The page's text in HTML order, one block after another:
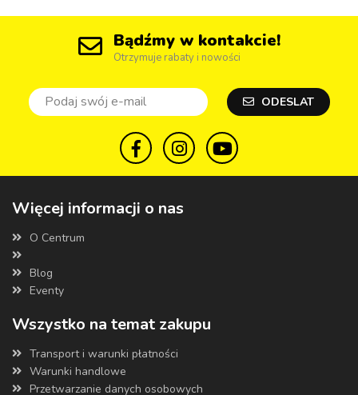
Bądźmy w kontakcie!
Otrzymuje rabaty i nowości
ODESLAT
Więcej informacji o nas
O Centrum
Blog
Eventy
Wszystko na temat zakupu
Transport i warunki płatności
Warunki handlowe
Przetwarzanie danych osobowych